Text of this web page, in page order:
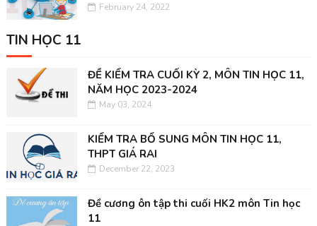
February 24, 2022
TIN HỌC 11
ĐỀ KIỂM TRA CUỐI KỲ 2, MÔN TIN HỌC 11,
NĂM HỌC 2023-2024
May 03, 2024
KIỂM TRA BỔ SUNG MÔN TIN HỌC 11,
THPT GIÁ RAI
December 22, 2023
Đề cương ôn tập thi cuối HK2 môn Tin học
11